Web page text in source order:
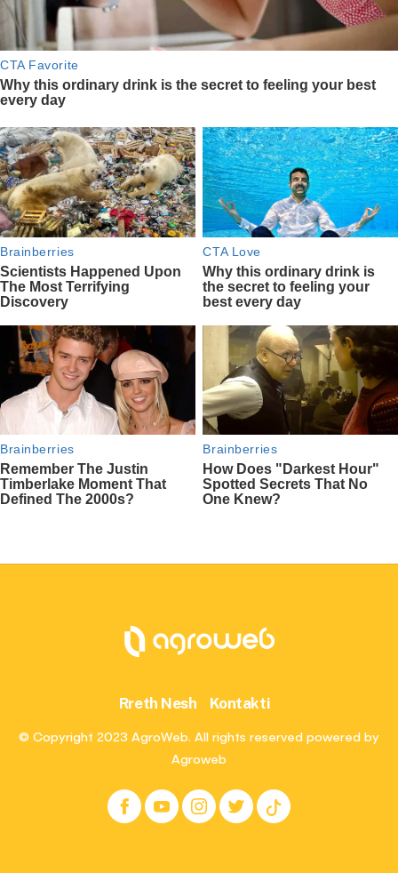
Rreth Nesh Kontakti
© Copyright 2023 AgroWeb. All rights reserved powered by
Agroweb